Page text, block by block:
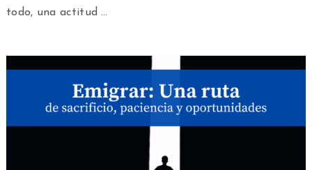
todo, una actitud …